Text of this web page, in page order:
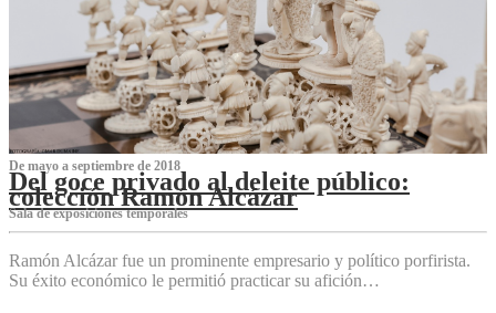
De mayo a septiembre de 2018
Del goce privado al deleite público:
colección Ramón Alcázar
Sala de exposiciones temporales
Ramón Alcázar fue un prominente empresario y político porfirista.
Su éxito económico le permitió practicar su afición…